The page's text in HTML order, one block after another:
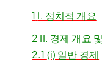
1 I. 정치적 개요
2 II. 경제 개요
2.1 (i) 일반 경제